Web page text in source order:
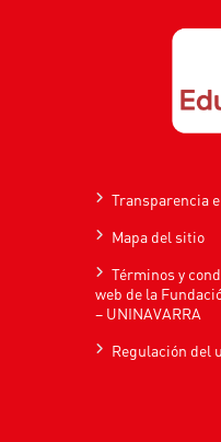
Transparencia
Mapa del sitio
Términos y
web de la
– UNINAVARRA
Regulación del